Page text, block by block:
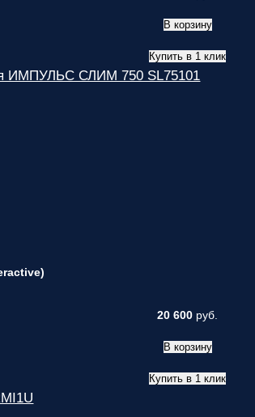
В корзину
Купить в 1 клик
ИМПУЛЬС СЛИМ 750 SL75101
20 600 руб.
В корзину
Купить в 1 клик